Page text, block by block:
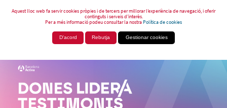
Aquest lloc web fa servir cookies pròpies i de tercers per millorar l’experiència de navegació, i oferir
continguts i serveis d’interès.
Per a més informació podeu consultar la nostraPolítica de cookies
D'acord Rebutja Gestionar cookies